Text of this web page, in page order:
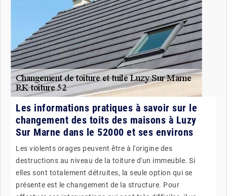
Les informations pratiques à savoir sur le
changement des toits des maisons à Luzy
Sur Marne dans le 52000 et ses environs
Les violents orages peuvent être à l'origine des
destructions au niveau de la toiture d'un immeuble. Si
elles sont totalement détruites, la seule option qui se
présente est le changement de la structure. Pour